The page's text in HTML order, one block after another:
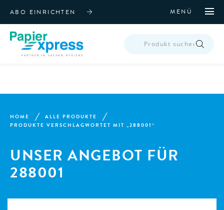
ABO EINRICHTEN MENÜ
SEARCH
HOME
ALLE PRODUKTE
PRODUKTE VERSCHLAGWORTET MIT „288001“
UNSER ANGEBOT FÜR
288001